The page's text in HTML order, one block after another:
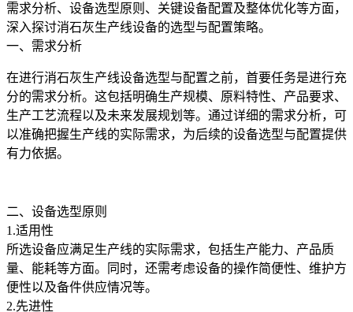
需求分析、设备选型原则、关键设备配置及整体优化等方面，
深入探讨消石灰生产线设备的选型与配置策略。
一、需求分析
在进行消石灰生产线设备选型与配置之前，首要任务是进行充
分的需求分析。这包括明确生产规模、原料特性、产品要求、
生产工艺流程以及未来发展规划等。通过详细的需求分析，可
以准确把握生产线的实际需求，为后续的设备选型与配置提供
有力依据。
二、设备选型原则
1.适用性
所选设备应满足生产线的实际需求，包括生产能力、产品质
量、能耗等方面。同时，还需考虑设备的操作简便性、维护方
便性以及备件供应情况等。
2.先进性